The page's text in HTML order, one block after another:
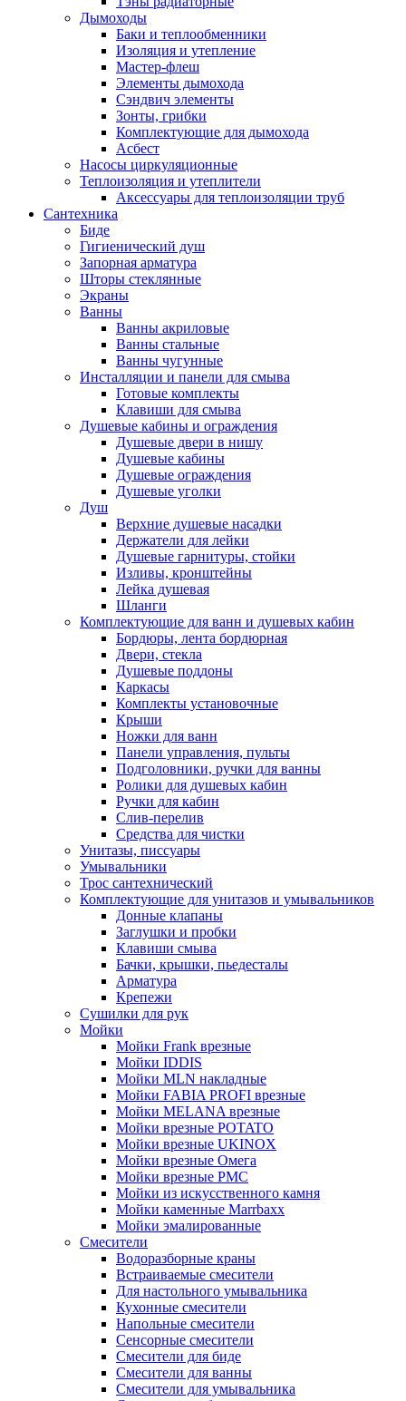
Дымоходы
Баки и теплообменники
Изоляция и утепление
Мастер-флеш
Элементы дымохода
Сэндвич элементы
Зонты, грибки
Комплектующие для дымохода
Асбест
Насосы циркуляционные
Теплоизоляция и утеплители
Аксессуары для теплоизоляции труб
Сантехника
Биде
Гигиенический душ
Запорная арматура
Шторы стеклянные
Экраны
Ванны
Ванны акриловые
Ванны стальные
Ванны чугунные
Инсталляции и панели для смыва
Готовые комплекты
Клавиши для смыва
Душевые кабины и ограждения
Душевые двери в нишу
Душевые кабины
Душевые ограждения
Душевые уголки
Душ
Верхние душевые насадки
Держатели для лейки
Душевые гарнитуры, стойки
Изливы, кронштейны
Лейка душевая
Шланги
Комплектующие для ванн и душевых кабин
Бордюры, лента бордюрная
Двери, стекла
Душевые поддоны
Каркасы
Комплекты установочные
Крыши
Ножки для ванн
Панели управления, пульты
Подголовники, ручки для ванны
Ролики для душевых кабин
Ручки для кабин
Слив-перелив
Средства для чистки
Унитазы, писсуары
Умывальники
Трос сантехнический
Комплектующие для унитазов и умывальников
Донные клапаны
Заглушки и пробки
Клавиши смыва
Бачки, крышки, пьедесталы
Арматура
Крепежи
Сушилки для рук
Мойки
Мойки Frank врезные
Мойки IDDIS
Мойки MLN накладные
Мойки FABIA PROFI врезные
Мойки MELANA врезные
Мойки врезные POTATO
Мойки врезные UKINOX
Мойки врезные Омега
Мойки врезные РМС
Мойки из искусственного камня
Мойки каменные Marrbaxx
Мойки эмалированные
Смесители
Водоразборные краны
Встраиваемые смесители
Для настольного умывальника
Кухонные смесители
Напольные смесители
Сенсорные смесители
Смесители для биде
Смесители для ванны
Смесители для умывальника